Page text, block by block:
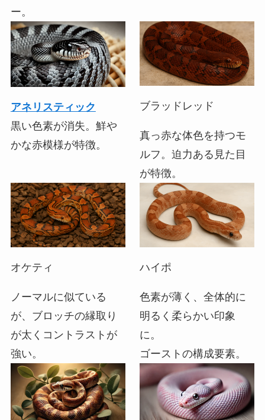
ー。
アネリスティック
黒い色素が消失。鮮や
かな赤模様が特徴。
ブラッドレッド
真っ赤な体色を持つモ
ルフ。迫力ある見た目
が特徴。
オケティ
ノーマルに似ている
が、ブロッチの縁取り
が太くコントラストが
強い。
ハイポ
色素が薄く、全体的に
明るく柔らかい印象
に。
ゴーストの構成要素。